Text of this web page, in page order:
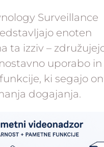
Surveillance
enoten
ta izziv –
uporabo in
ki segajo
dogajanja.